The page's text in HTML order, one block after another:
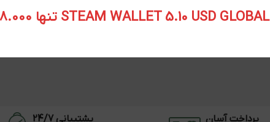
STEAM WALLET 5.10 USD GLOBAL تنها 288.000 تومان تحویل آنی
پرداخت آسان پشتیبانی 24/7